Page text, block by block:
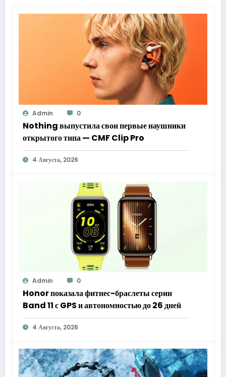
Admin 0
Nothing выпустила свои первые наушники
открытого типа — CMF Clip Pro
4 Августа, 2026
Admin 0
Honor показала фитнес-браслеты серии
Band 11 с GPS и автономностью до 26 дней
4 Августа, 2026